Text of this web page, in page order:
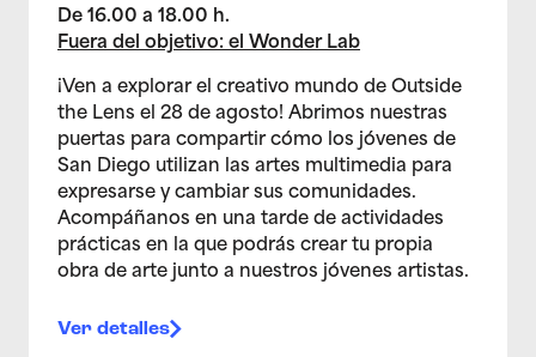
De 16.00 a 18.00 h.
Fuera del objetivo: el Wonder Lab
¡Ven a explorar el creativo mundo de Outside
the Lens el 28 de agosto! Abrimos nuestras
puertas para compartir cómo los jóvenes de
San Diego utilizan las artes multimedia para
expresarse y cambiar sus comunidades.
Acompáñanos en una tarde de actividades
prácticas en la que podrás crear tu propia
obra de arte junto a nuestros jóvenes artistas.
Ver detalles